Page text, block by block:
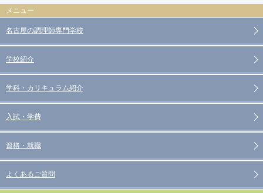
名古屋の調理師専門学校
学校紹介
学科・カリキュラム紹介
入試・学費
資格・就職
よくあるご質問